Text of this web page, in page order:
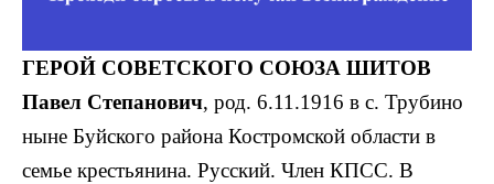
ГЕРОЙ СОВЕТСКОГО СОЮЗА ШИТОВ
Павел Степанович, род. 6.11.1916 в с. Трубино
ныне Буйского района Костромской области в
семье крестьянина. Русский. Член КПСС. В